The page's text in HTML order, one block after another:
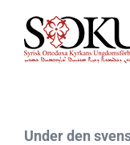
innehållet
Under den